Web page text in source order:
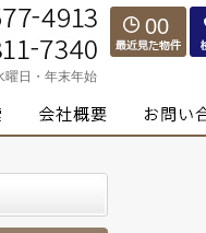
曜日・年末年始
00